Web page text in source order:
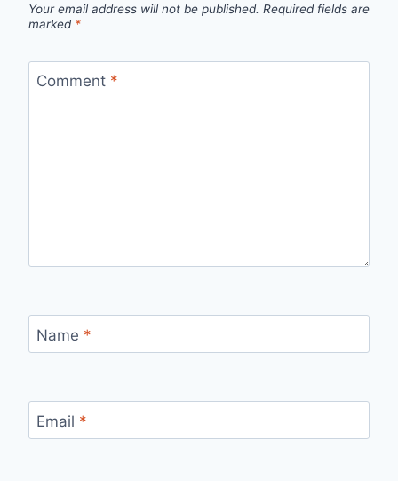
Your email address will not be published. Required fields are
marked *
Comment *
Name *
Email *